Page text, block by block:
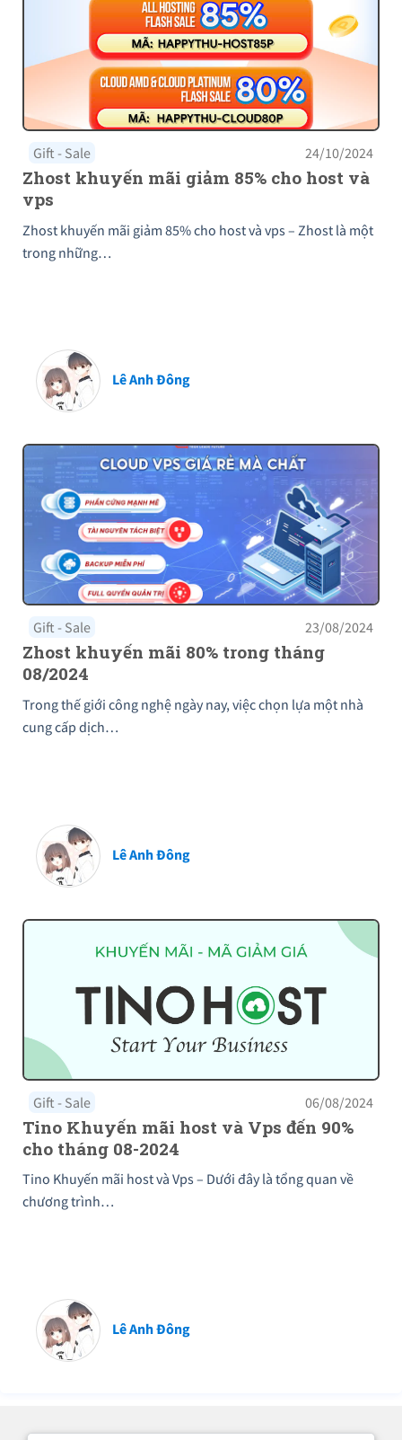
Gift - Sale 24/10/2024
Zhost khuyến mãi giảm 85% cho host và
vps
Zhost khuyến mãi giảm 85% cho host và vps – Zhost là một
trong những…
Lê Anh Đông
Gift - Sale 23/08/2024
Zhost khuyến mãi 80% trong tháng
08/2024
Trong thế giới công nghệ ngày nay, việc chọn lựa một nhà
cung cấp dịch…
Lê Anh Đông
Gift - Sale 06/08/2024
Tino Khuyến mãi host và Vps đến 90%
cho tháng 08-2024
Tino Khuyến mãi host và Vps – Dưới đây là tổng quan về
chương trình…
Lê Anh Đông